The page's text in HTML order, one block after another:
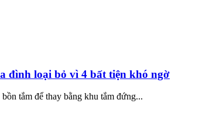
đình loại bỏ vì 4 bất tiện khó ngờ
tắm để thay bằng khu tắm đứng...